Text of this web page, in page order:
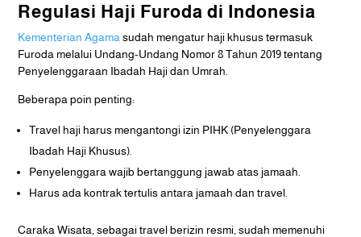
Regulasi Haji Furoda di Indonesia
Kementerian Agama sudah mengatur haji khusus termasuk
Furoda melalui Undang-Undang Nomor 8 Tahun 2019 tentang
Penyelenggaraan Ibadah Haji dan Umrah.
Beberapa poin penting:
Travel haji harus mengantongi izin PIHK (Penyelenggara
Ibadah Haji Khusus).
Penyelenggara wajib bertanggung jawab atas jamaah.
Harus ada kontrak tertulis antara jamaah dan travel.
Caraka Wisata, sebagai travel berizin resmi, sudah memenuhi